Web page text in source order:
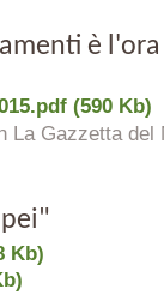
è
(590 Kb)
La Gazzetta del
Kb)